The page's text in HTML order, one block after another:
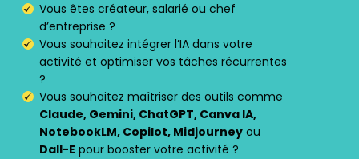
Vous êtes créateur, salarié ou chef
d’entreprise ?
Vous souhaitez intégrer l’IA dans votre
activité et optimiser vos tâches récurrentes
?
Vous souhaitez maîtriser des outils comme
Claude, Gemini, ChatGPT, Canva IA,
NotebookLM, Copilot, Midjourney ou
Dall-E pour booster votre activité ?